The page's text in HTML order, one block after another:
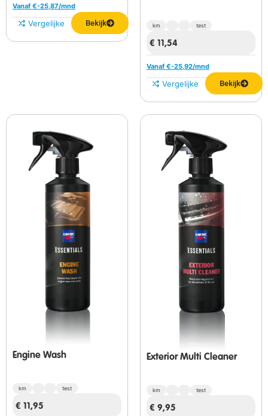
Vanaf €-25,87/mnd
Vergelijken Bekijk km test
€ 11,54
Vanaf €-25,92/mnd
Vergelijken Bekijk
Engine Wash
km test
€ 11,95
Exterior Multi Cleaner
km test
€ 9,95